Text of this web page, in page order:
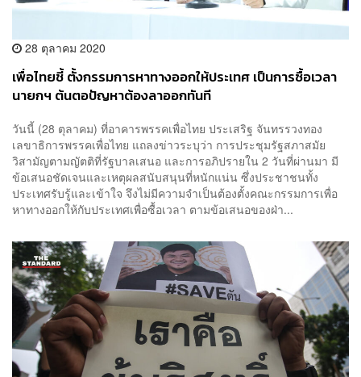
28 ตุลาคม 2020
เพื่อไทยชี้ ตั้งกรรมการหาทางออกให้ประเทศ เป็นการซื้อเวลา
นายกฯ ต้นตอปัญหาต้องลาออกทันที
วันนี้ (28 ตุลาคม) ที่อาคารพรรคเพื่อไทย ประเสริฐ จันทรรวงทอง
เลขาธิการพรรคเพื่อไทย แถลงข่าวระบุว่า การประชุมรัฐสภาสมัย
วิสามัญตามญัตติที่รัฐบาลเสนอ และการอภิปรายใน 2 วันที่ผ่านมา มี
ข้อเสนอชัดเจนและเหตุผลสนับสนุนที่หนักแน่น ซึ่งประชาชนทั้ง
ประเทศรับรู้และเข้าใจ จึงไม่มีความจำเป็นต้องตั้งคณะกรรมการเพื่อ
หาทางออกให้กับประเทศเพื่อซื้อเวลา ตามข้อเสนอของฝ่า...